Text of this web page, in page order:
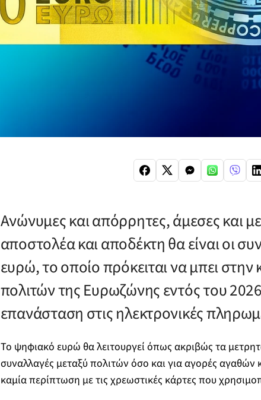
Ανώνυμες και απόρρητες, άμεσες και
αποστολέα και αποδέκτη θα είναι οι
ευρώ, το οποίο πρόκειται να μπει
πολιτών της Ευρωζώνης εντός του
επανάσταση στις ηλεκτρονικές
Το ψηφιακό ευρώ θα λειτουργεί όπως ακριβώς τα
συναλλαγές μεταξύ πολιτών όσο και για αγορές αγαθών
καμία περίπτωση με τις χρεωστικές κάρτες που